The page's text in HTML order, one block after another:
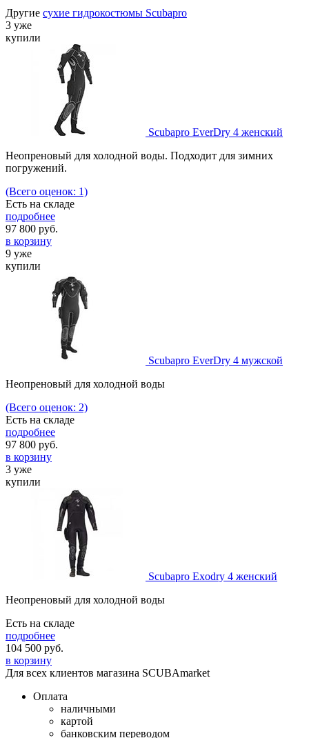
Другие сухие гидрокостюмы Scubapro
3 уже
купили
Scubapro EverDry 4 женский
Неопреновый для холодной воды. Подходит для зимних
погружений.
(Всего оценок: 1)
Есть на складе
подробнее
97 800 руб.
в корзину
9 уже
купили
Scubapro EverDry 4 мужской
Неопреновый для холодной воды
(Всего оценок: 2)
Есть на складе
подробнее
97 800 руб.
в корзину
3 уже
купили
Scubapro Exodry 4 женский
Неопреновый для холодной воды
Есть на складе
подробнее
104 500 руб.
в корзину
Для всех клиентов магазина SCUBAmarket
Оплата
наличными
картой
банковским переводом